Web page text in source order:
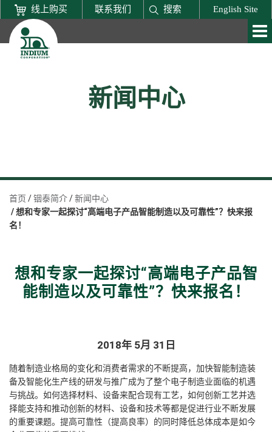
线上购买 联系我们 搜索 English Site
新闻中心
首页 铟泰简介
新闻中心
想和专家一起探讨“高端电子产品智能制造以及可靠性”？快来报
名！
想和专家一起探讨“高端电子产品智
能制造以及可靠性”？快来报名！
2018年 5月 31日
随着制造业格局的变化和消费者需求的不断提高，加快智能制造装
备及智能化生产线的研发与推广成为了整个电子制造业面临的机遇
与挑战。如何选择材料、设备来配合现有工艺，如何创新工艺并选
择能支持和推动创新的材料、设备和技术等都是促进行业不断发展
的重要课题。提高可靠性（提高良率）的同时降低总体成本是如今